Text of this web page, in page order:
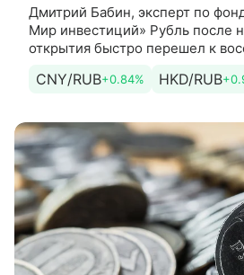
Дмитрий Бабин, эксперт по
Мир инвестиций» Рубль после
открытия быстро перешел к
CNY/RUB+0.84% HKD/RUB